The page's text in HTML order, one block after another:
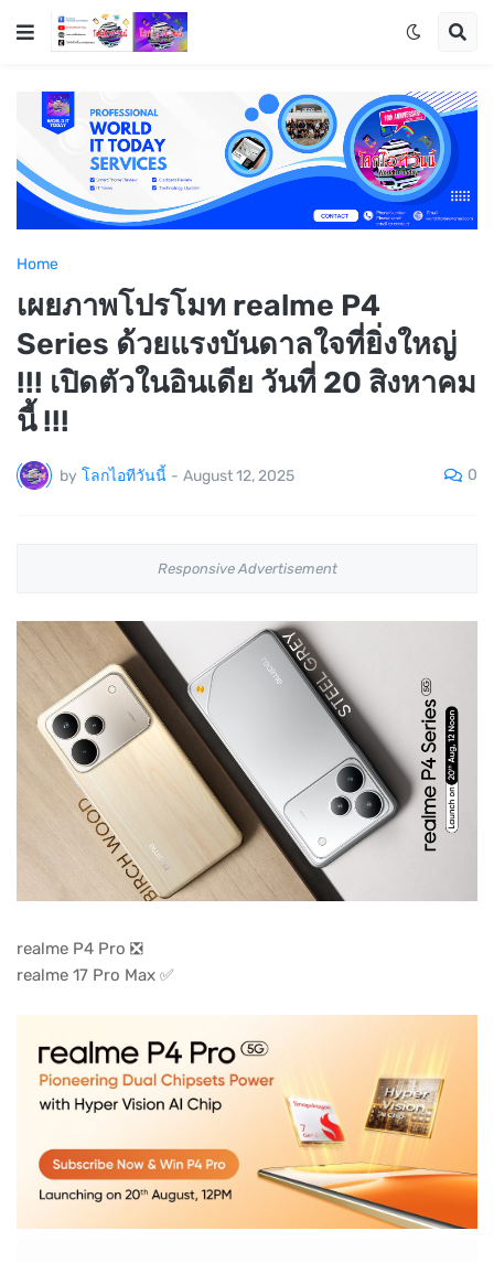
Home
เผยภาพโปรโมท realme P4
Series ด้วยแรงบันดาลใจที่ยิ่งใหญ่
!!! เปิดตัวในอินเดีย วันที่ 20 สิงหาคม
นี้ !!!
by โลกไอทีวันนี้ - August 12, 2025 0
Responsive Advertisement
realme P4 Pro ❎
realme 17 Pro Max ✅